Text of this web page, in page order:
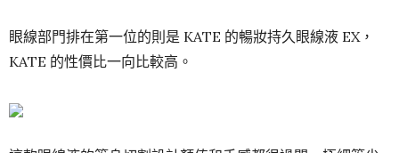
眼線部門排在第一位的則是 KATE 的暢妝持久眼線液 EX，
KATE 的性價比一向比較高。